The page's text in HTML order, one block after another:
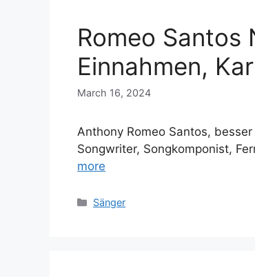
Romeo Santos
Einnahmen,
March 16, 2024
Anthony Romeo Santos,
Songwriter, Songkomponist,
more
Categories
Sänger